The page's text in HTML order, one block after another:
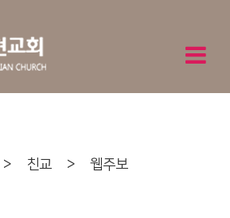
> 친교 > 웹주보